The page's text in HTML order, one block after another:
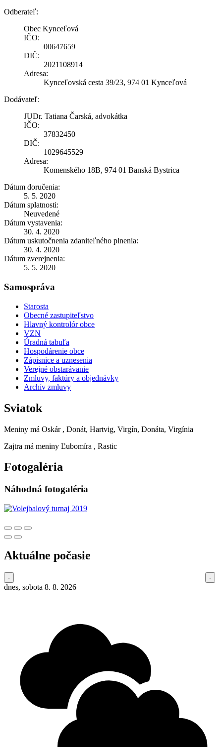
Odberateľ:
Obec Kynceľová
IČO:
00647659
DIČ:
2021108914
Adresa:
Kynceľovská cesta 39/23, 974 01 Kynceľová
Dodávateľ:
JUDr. Tatiana Čarská, advokátka
IČO:
37832450
DIČ:
1029645529
Adresa:
Komenského 18B, 974 01 Banská Bystrica
Dátum doručenia:
5. 5. 2020
Dátum splatnosti:
Neuvedené
Dátum vystavenia:
30. 4. 2020
Dátum uskutočnenia zdaniteľného plnenia:
30. 4. 2020
Dátum zverejnenia:
5. 5. 2020
Samospráva
Starosta
Obecné zastupiteľstvo
Hlavný kontrolór obce
VZN
Úradná tabuľa
Hospodárenie obce
Zápisnice a uznesenia
Verejné obstarávanie
Zmluvy, faktúry a objednávky
Archív zmluvy
Sviatok
Meniny má Oskár , Donát, Hartvig, Virgín, Donáta, Virgínia
Zajtra má meniny Ľubomíra , Rastic
Fotogaléria
Náhodná fotogaléria
Aktuálne počasie
dnes, sobota 8. 8. 2026